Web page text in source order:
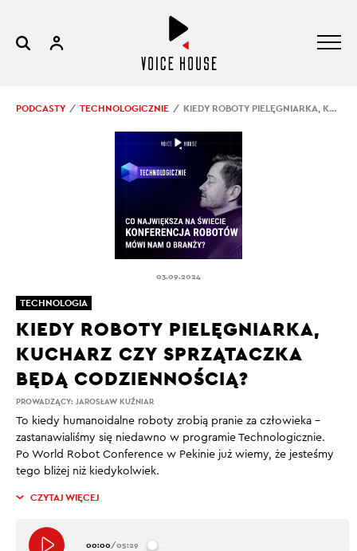
PODCASTY TECHNOLOGICZNIE KIEDY ROBOTY PIELĘGNIARKA, KUCHARZ CZY SPRZĄTACZKA BĘDĄ CODZIENNOŚCIĄ?
03.09.2024
PROWADZĄCY: JAROSŁAW KUŹNIAR
KIEDY ROBOTY PIELĘGNIARKA,
KUCHARZ CZY SPRZĄTACZKA
BĘDĄ CODZIENNOŚCIĄ?
To kiedy humanoidalne roboty zrobią pranie za człowieka –
zastanawialiśmy się niedawno w programie Technologicznie.
Po World Robot Conference w Pekinie już wiemy, że jesteśmy
tego bliżej niż kiedykolwiek.
CZYTAJ WIĘCEJ
00:00/05:29
TECHNOLOGIA